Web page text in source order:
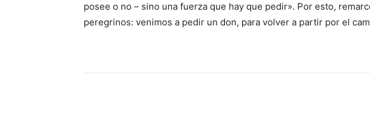
posee o no – sino una fuerza que hay que pedir». Por esto,
peregrinos: venimos a pedir un don, para volver a partir por el